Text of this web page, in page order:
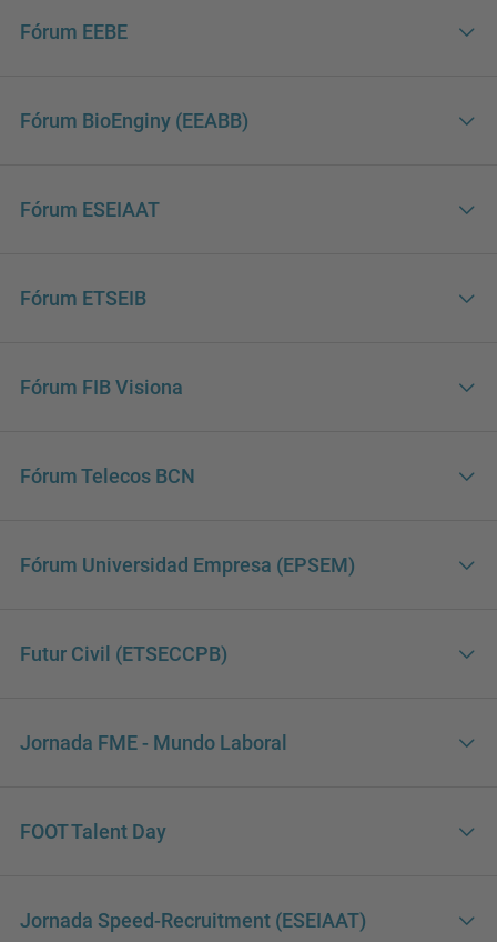
Fórum EEBE
Fórum BioEnginy (EEABB)
Fórum ESEIAAT
Fórum ETSEIB
Fórum FIB Visiona
Fórum Telecos BCN
Fórum Universidad Empresa (EPSEM)
Futur Civil (ETSECCPB)
Jornada FME - Mundo Laboral
FOOT Talent Day
Jornada Speed-Recruitment (ESEIAAT)